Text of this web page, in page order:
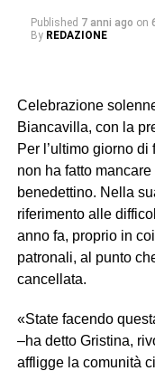
Published 7 anni ago on
By REDAZIONE
Celebrazione
Biancavilla, con la
Per l’ultimo giorno
non ha fatto
benedettino. Nella
riferimento alle
anno fa, proprio in
patronali, al punto
cancellata.
«State facendo
–ha detto Gristina,
affligge la comunità